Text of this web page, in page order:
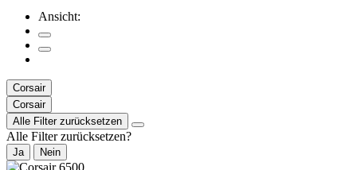
Ansicht:
Corsair
Corsair
Alle Filter zurücksetzen
Alle Filter zurücksetzen?
Ja Nein